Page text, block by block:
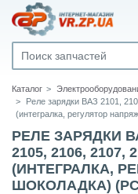
Каталог
Реле зарядки ВАЗ 2101,
(интегралка, регулятор
РЕЛЕ ЗАРЯДКИ
2105, 2106, 2107,
(ИНТЕГРАЛКА,
ШОКОЛАДКА) (РС